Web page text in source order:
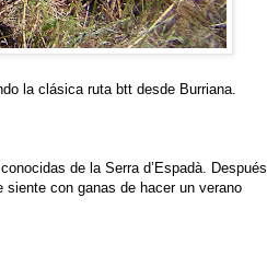
la clásica ruta btt desde Burriana.
de la Serra d’Espadà. Después
con ganas de hacer un verano